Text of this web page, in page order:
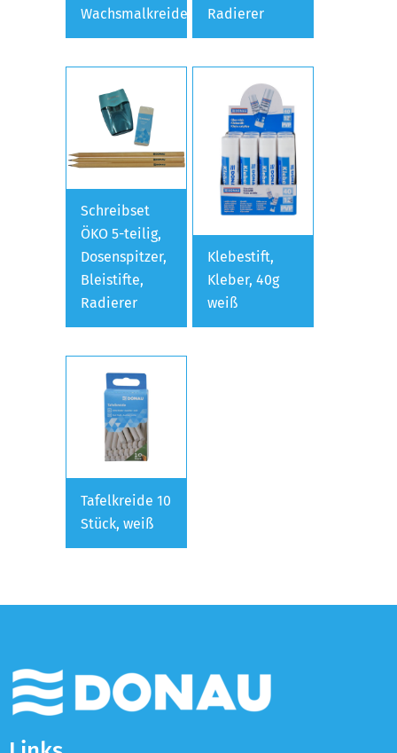
Wachsmalkreide
Radierer
Schreibset
ÖKO 5-teilig,
Dosenspitzer,
Bleistifte,
Radierer
Klebestift,
Kleber, 40g
weiß
Tafelkreide 10
Stück, weiß